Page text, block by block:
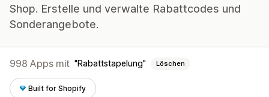
Shop. Erstelle und verwalte Rabattcodes und
Sonderangebote.
998 Apps mit Rabattstapelung Löschen
Built for Shopify